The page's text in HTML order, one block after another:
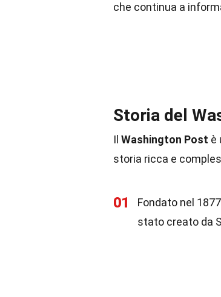
che continua a
Storia del
Il Washington Post è
storia ricca e
01
Fondato nel
stato creato da